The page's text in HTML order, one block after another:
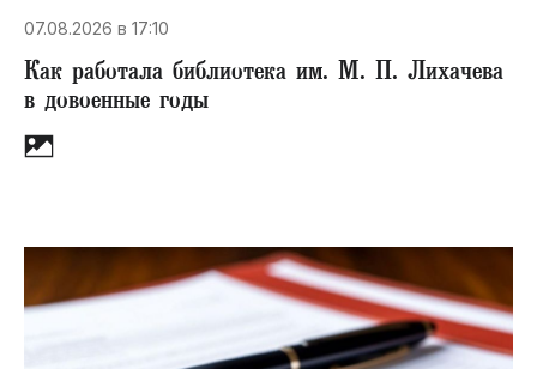
07.08.2026 в 17:10
Как работала библиотека им. М. П. Лихачева
в довоенные годы